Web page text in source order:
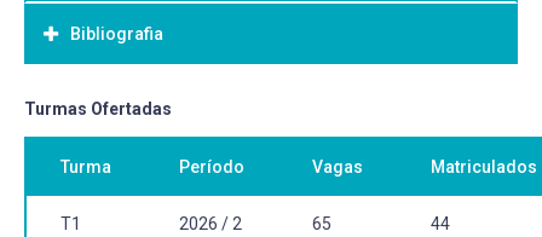
Compreender os estudos das infâncias e das crianças a
partir das contribuições da Sociologia, da Antropologia, da
conceitos de culturas infantis, culturas escolares e
raciais. Conhecer os direitos humanos e os direitos das
crianças e discutir suas implicações para a prática
educativa.
Bibliografia
Bibliografia Básica:
ABRAMOWICZ, Anete; MORUZZI, Andrea Braga (org.) O
plural da infância: aportes da sociologia. São Paulo:
EdUFSCAR, 2010.
CANDAU, Vera Maria et al. (org.) Sou criança: tenho
Turmas Ofertadas
Turma Período Vagas Matriculados
T1 2026 / 2 65 44